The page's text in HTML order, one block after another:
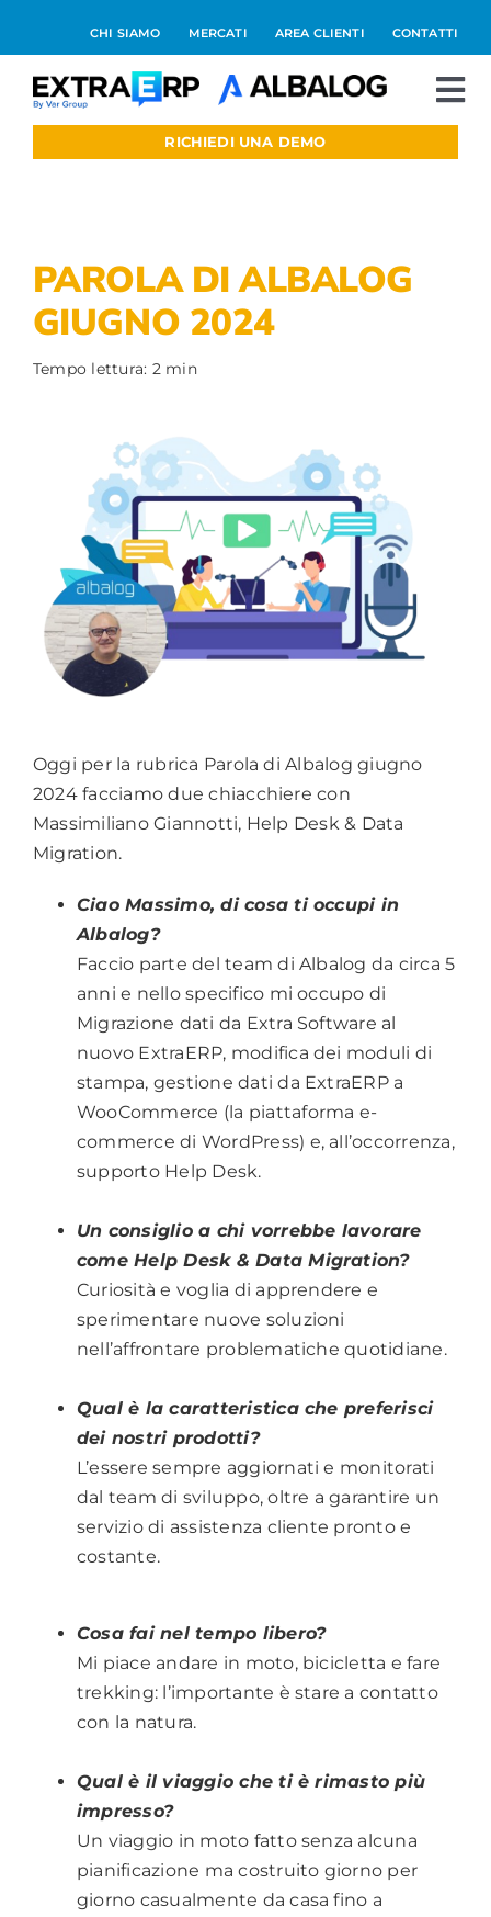
al
contenuto
CHI SIAMO MERCATI AREA CLIENTI CONTATTI
Extraerp Aree
Integrazioni
Blog
RICHIEDI UNA DEMO
PAROLA DI ALBALOG
GIUGNO 2024
Tempo lettura: 2 min
Oggi per la rubrica Parola di Albalog giugno
2024 facciamo due chiacchiere con
Massimiliano Giannotti, Help Desk & Data
Migration.
Ciao Massimo, di cosa ti occupi in
Albalog?
Faccio parte del team di Albalog da circa 5
anni e nello specifico mi occupo di
Migrazione dati da Extra Software al
nuovo ExtraERP, modifica dei moduli di
stampa, gestione dati da ExtraERP a
WooCommerce (la piattaforma e-
commerce di WordPress) e, all’occorrenza,
supporto Help Desk.
Un consiglio a chi vorrebbe lavorare
come Help Desk & Data Migration?
Curiosità e voglia di apprendere e
sperimentare nuove soluzioni
nell’affrontare problematiche quotidiane.
Qual è la caratteristica che preferisci
dei nostri prodotti?
L’essere sempre aggiornati e monitorati
dal team di sviluppo, oltre a garantire un
servizio di assistenza cliente pronto e
costante.
Cosa fai nel tempo libero?
Mi piace andare in moto, bicicletta e fare
trekking: l’importante è stare a contatto
con la natura.
Qual è il viaggio che ti è rimasto più
impresso?
Un viaggio in moto fatto senza alcuna
pianificazione ma costruito giorno per
giorno casualmente da casa fino a